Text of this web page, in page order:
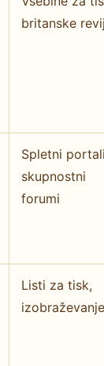
britanske
Spletni
skupnostni
forumi
Listi za tisk,
izobraževanje